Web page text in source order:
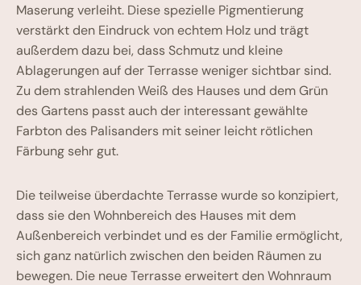
Maserung verleiht. Diese spezielle Pigmentierung
verstärkt den Eindruck von echtem Holz und trägt
außerdem dazu bei, dass Schmutz und kleine
Ablagerungen auf der Terrasse weniger sichtbar sind.
Zu dem strahlenden Weiß des Hauses und dem Grün
des Gartens passt auch der interessant gewählte
Farbton des Palisanders mit seiner leicht rötlichen
Färbung sehr gut.
Die teilweise überdachte Terrasse wurde so konzipiert,
dass sie den Wohnbereich des Hauses mit dem
Außenbereich verbindet und es der Familie ermöglicht,
sich ganz natürlich zwischen den beiden Räumen zu
bewegen. Die neue Terrasse erweitert den Wohnraum